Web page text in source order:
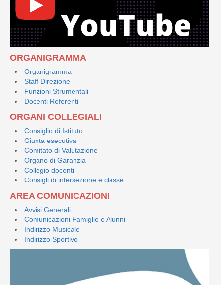
ORGANIGRAMMA
Organigramma
Staff Direzione
Funzioni Strumentali
Docenti Referenti
ORGANI COLLEGIALI
Consiglio di Istituto
Giunta esecutiva
Comitato di Valutazione
Organo di Garanzia
Collegio docenti
Consigli di intersezione e classe
AREA COMUNICAZIONI
Avvisi Generali
Comunicazioni Famiglie e Alunni
Indirizzo Musicale
Indirizzo Sportivo